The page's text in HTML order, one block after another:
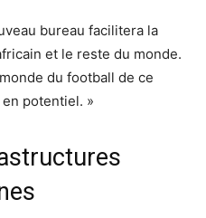
bureau facilitera la
et le reste du monde.
du football de ce
potentiel. »